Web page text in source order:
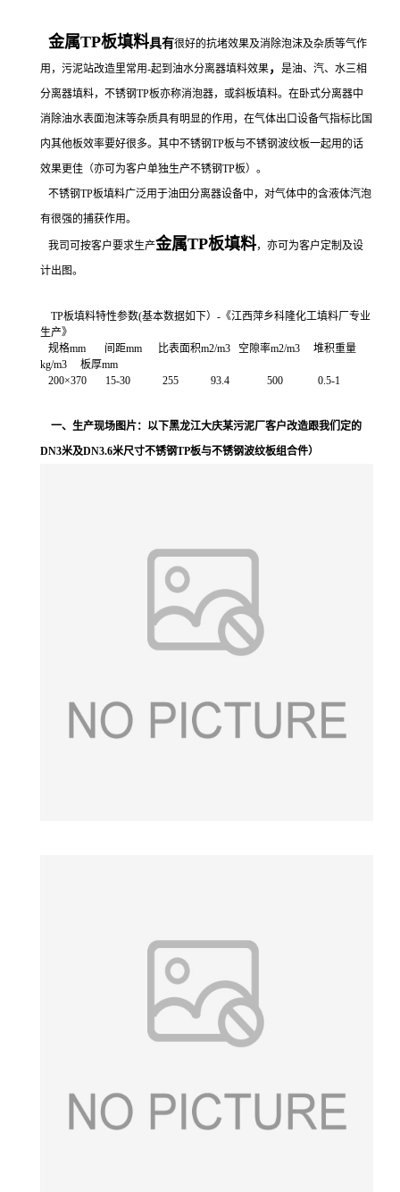
金属TP板填料具有很好的抗堵效果及消除泡沫及杂质等气作
用，污泥站改造里常用-起到油水分离器填料效果， 是油、汽、水三相
分离器填料，不锈钢TP板亦称消泡器，或斜板填料。 在卧式分离器中
消除油水表面泡沫等杂质具有明显的作用，在气体出口设备气指标比国
内其他板效率要好很多。其中不锈钢TP板与不锈钢波纹板一起用的话
效果更佳（亦可为客户单独生产不锈钢TP板）。
不锈钢TP板填料广泛用于油田分离器设备中，对气体中的含液体汽泡
有很强的捕获作用。
我司可按客户要求生产金属TP板填料，亦可为客户定制及设
计出图。
TP板填料特性参数(基本数据如下）-《江西萍乡科隆化工填料厂专业
生产》
规格mm
间距mm 比表面积m2/m3 空隙率m2/m3
堆积重量
kg/m3 板厚mm
200×370 15-30 255 93.4 500 0.5-1
一、生产现场图片：以下黑龙江大庆某污泥厂客户改造跟我们定的
DN3米及DN3.6米尺寸不锈钢TP板与不锈钢波纹板组合件）